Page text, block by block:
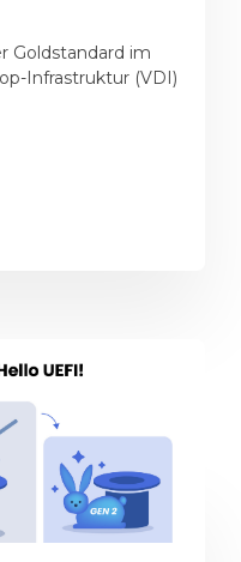
Goldstandard im
Infrastruktur (VDI)